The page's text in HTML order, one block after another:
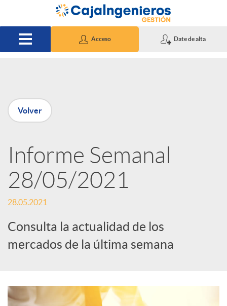
Saltar al contenido principal
Acceso Date de alta
P
u
b
l
i
c
a
Volver
Informe Semanal
28/05/2021
28.05.2021
Consulta la actualidad de los
mercados de la última semana